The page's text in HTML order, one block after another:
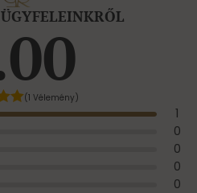
ÜGYFELEINKRŐL
(1 Vélemény)
1
0
0
0
0